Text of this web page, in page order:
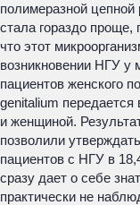
полимеразной цепной
стала гораздо проще,
что этот
возникновении НГУ у
пациентов женского
genitalium
и женщиной.
позволили
пациентов с НГУ в
сразу дает о себе
практически не